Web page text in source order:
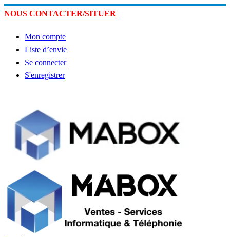
NOUS CONTACTER/SITUER |
Mon compte
Liste d’envie
Se connecter
S'enregistrer